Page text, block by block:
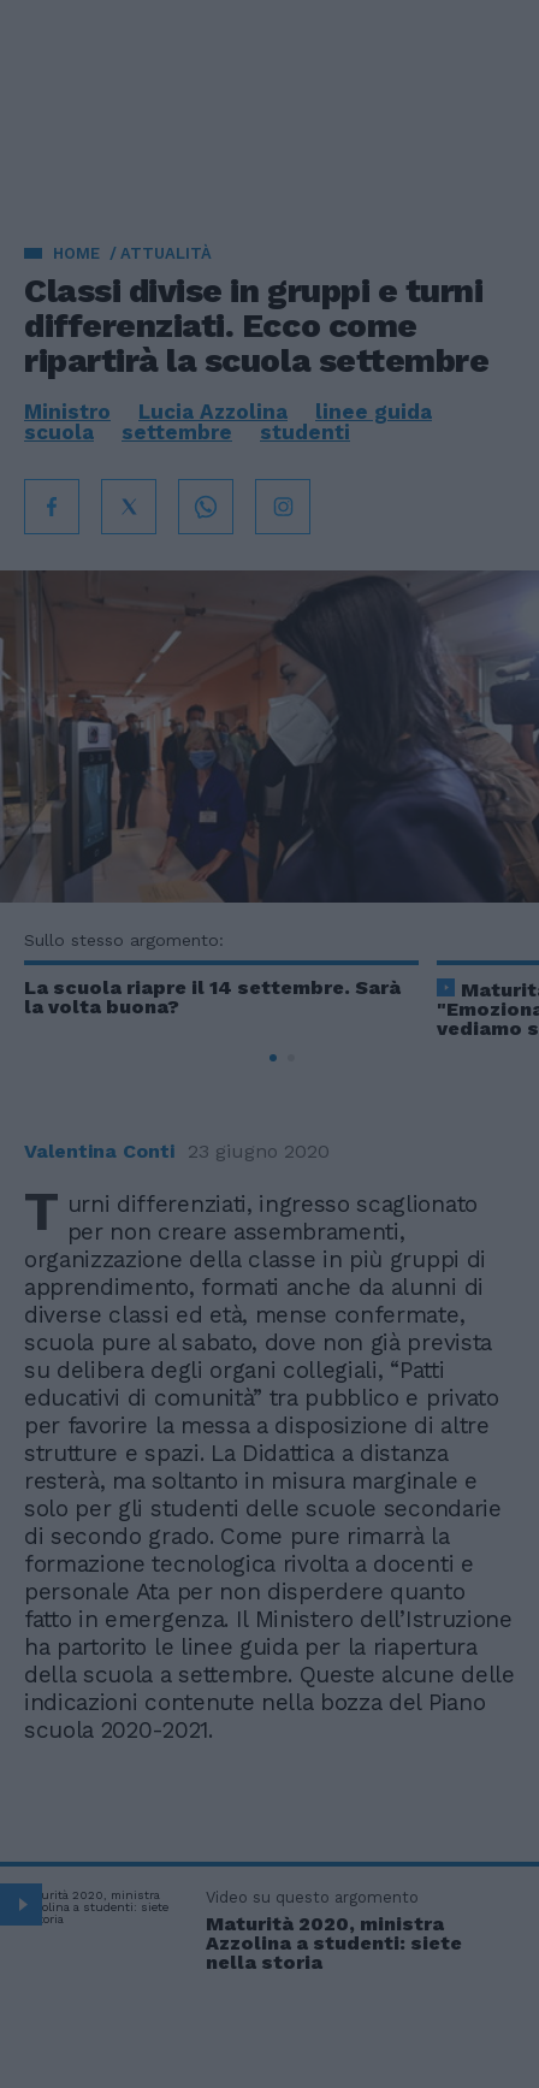
HOME ATTUALITÀ
Classi divise in gruppi e turni
differenziati. Ecco come
ripartirà la scuola settembre
Ministro Lucia Azzolina
linee guida
scuola
settembre studenti
Sullo stesso argomento:
La scuola riapre il 14 settembre. Sarà
la volta buona?
vediamo
Valentina Conti 23 giugno 2020
T urni differenziati, ingresso scaglionato
per non creare assembramenti,
organizzazione della classe in più gruppi di
apprendimento, formati anche da alunni di
diverse classi ed età, mense confermate,
scuola pure al sabato, dove non già prevista
su delibera degli organi collegiali, “Patti
educativi di comunità” tra pubblico e privato
per favorire la messa a disposizione di altre
strutture e spazi. La Didattica a distanza
resterà, ma soltanto in misura marginale e
solo per gli studenti delle scuole secondarie
di secondo grado. Come pure rimarrà la
formazione tecnologica rivolta a docenti e
personale Ata per non disperdere quanto
fatto in emergenza. Il Ministero dell’Istruzione
ha partorito le linee guida per la riapertura
della scuola a settembre. Queste alcune delle
indicazioni contenute nella bozza del Piano
scuola 2020-2021.
Video su questo argomento
Maturità 2020, ministra
Azzolina a studenti: siete
nella storia